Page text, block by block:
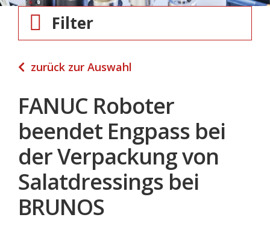
Filter
zurück zur Auswahl
FANUC Roboter
beendet Engpass bei
der Verpackung von
Salatdressings bei
BRUNOS